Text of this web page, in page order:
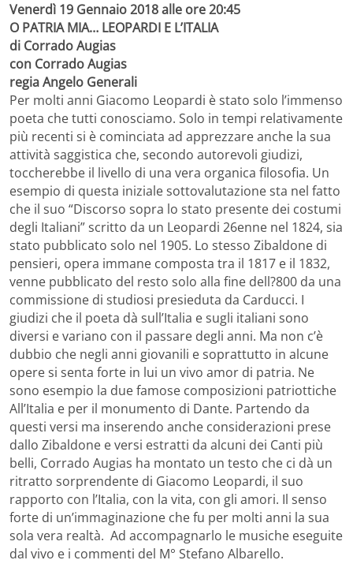
Venerdì 19 Gennaio 2018 alle ore 20:45
O PATRIA MIA… LEOPARDI E L’ITALIA
di Corrado Augias
con Corrado Augias
regia Angelo Generali
Per molti anni Giacomo Leopardi è stato solo l’immenso
poeta che tutti conosciamo. Solo in tempi relativamente
più recenti si è cominciata ad apprezzare anche la sua
attività saggistica che, secondo autorevoli giudizi,
toccherebbe il livello di una vera organica filosofia. Un
esempio di questa iniziale sottovalutazione sta nel fatto
che il suo “Discorso sopra lo stato presente dei costumi
degli Italiani” scritto da un Leopardi 26enne nel 1824, sia
stato pubblicato solo nel 1905. Lo stesso Zibaldone di
pensieri, opera immane composta tra il 1817 e il 1832,
venne pubblicato del resto solo alla fine dell?800 da una
commissione di studiosi presieduta da Carducci. I
giudizi che il poeta dà sull’Italia e sugli italiani sono
diversi e variano con il passare degli anni. Ma non c’è
dubbio che negli anni giovanili e soprattutto in alcune
opere si senta forte in lui un vivo amor di patria. Ne
sono esempio la due famose composizioni patriottiche
All’Italia e per il monumento di Dante. Partendo da
questi versi ma inserendo anche considerazioni prese
dallo Zibaldone e versi estratti da alcuni dei Canti più
belli, Corrado Augias ha montato un testo che ci dà un
ritratto sorprendente di Giacomo Leopardi, il suo
rapporto con l’Italia, con la vita, con gli amori. Il senso
forte di un’immaginazione che fu per molti anni la sua
sola vera realtà. Ad accompagnarlo le musiche eseguite
dal vivo e i commenti del M° Stefano Albarello.